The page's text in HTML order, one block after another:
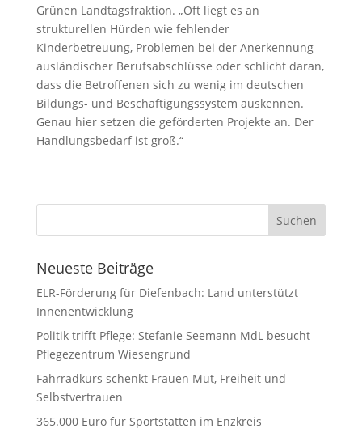
Grünen Landtagsfraktion. „Oft liegt es an
strukturellen Hürden wie fehlender
Kinderbetreuung, Problemen bei der Anerkennung
ausländischer Berufsabschlüsse oder schlicht daran,
dass die Betroffenen sich zu wenig im deutschen
Bildungs- und Beschäftigungssystem auskennen.
Genau hier setzen die geförderten Projekte an. Der
Handlungsbedarf ist groß.“
Neueste Beiträge
ELR-Förderung für Diefenbach: Land unterstützt
Innenentwicklung
Politik trifft Pflege: Stefanie Seemann MdL besucht
Pflegezentrum Wiesengrund
Fahrradkurs schenkt Frauen Mut, Freiheit und
Selbstvertrauen
365.000 Euro für Sportstätten im Enzkreis